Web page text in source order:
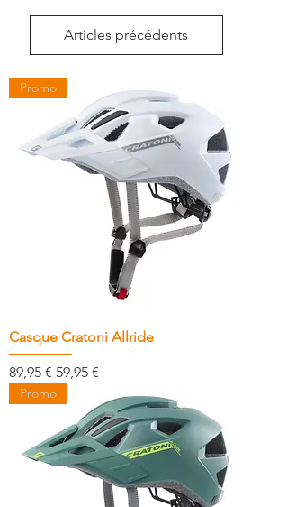
Articles précédents
Promo
Casque Cratoni Allride
Prix original
89,95 € Prix promotionnel
59,95 €
Promo